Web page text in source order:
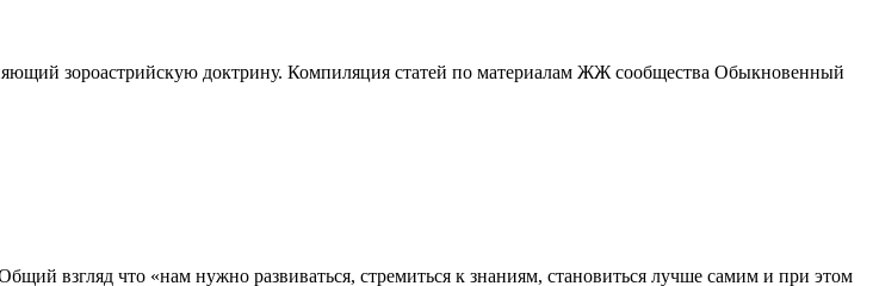
зороастрийскую доктрину. Компиляция статей по материалам ЖЖ сообщества Обыкновенный
взгляд что «нам нужно развиваться, стремиться к знаниям, становиться лучше самим и при этом